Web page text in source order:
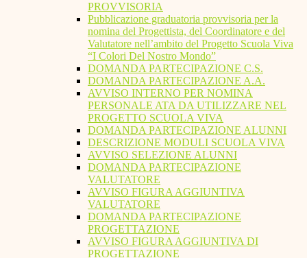
PROVVISORIA
Pubblicazione graduatoria provvisoria per la
nomina del Progettista, del Coordinatore e del
Valutatore nell’ambito del Progetto Scuola Viva
“I Colori Del Nostro Mondo”
DOMANDA PARTECIPAZIONE C.S.
DOMANDA PARTECIPAZIONE A.A.
AVVISO INTERNO PER NOMINA
PERSONALE ATA DA UTILIZZARE NEL
PROGETTO SCUOLA VIVA
DOMANDA PARTECIPAZIONE ALUNNI
DESCRIZIONE MODULI SCUOLA VIVA
AVVISO SELEZIONE ALUNNI
DOMANDA PARTECIPAZIONE
VALUTATORE
AVVISO FIGURA AGGIUNTIVA
VALUTATORE
DOMANDA PARTECIPAZIONE
PROGETTAZIONE
AVVISO FIGURA AGGIUNTIVA DI
PROGETTAZIONE